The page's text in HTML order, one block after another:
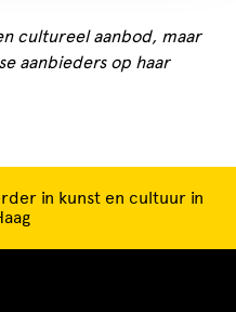
cultureel aanbod, maar
aanbieders op haar
in kunst en cultuur in